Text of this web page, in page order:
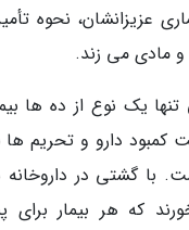
عزیزانشان، نحوه
مادی می زند.
تنها یک نوع از ده ها
کمبود دارو و تحریم
با گشتی در
که هر بیمار برای